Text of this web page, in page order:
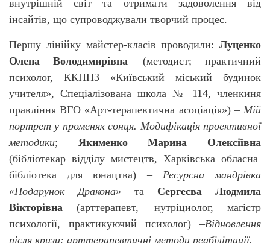
внутрішній світ та отримати задоволення від
інсайтів, що супроводжували творчий процес.
Першу лінійку майстер-класів проводили: Луценко
Олена Володимирівна
(методист; практичний
психолог, ККПНЗ «Київський міський будинок
учителя», Спеціалізована школа № 114, членкиня
правлінняВГО «Арт-терапевтична асоціація») – Мій
портрет у променях сонця. Модифікація проективної
методики; Якименко Марина Олексіївна
(бібліотекар відділу мистецтв, Харківська обласна
бібліотека для юнацтва) – Ресурсна мандрівка
«Подарунок Дракона» та Сергеєва Людмила
Вікторівна (арттерапевт,
нутріциолог, магістр
психології, практикуючий психолог) –Відновлення
після кризи: арттерапевтичні методи реабілітації.